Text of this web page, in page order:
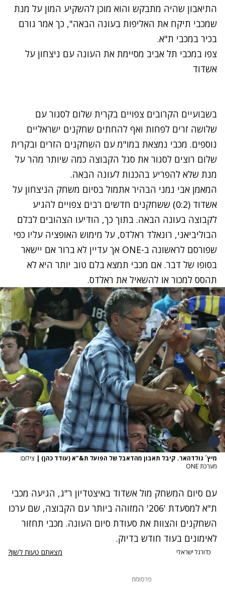
התיאבון שהיה מתבקש והוא מוכן להשקיע המון על מנת
שמכבי תיקח את האליפות בעונה הבאה", כך אמר גורם
בכיר במכבי ת"א.
צפו במכבי תל אביב מסיימת את העונה עם ניצחון על
אשדוד
בשבועיים הקרובים צפויים בקרית שלום לסגור עם
שלושה זרים לפחות ואף להחתים שחקנים ישראליים
נוספים. מכבי נמצאת במו"מ עם השחקנים הזרים ובקרית
שלום רוצים לסגור את סגל הקבוצה כמה שיותר מהר על
מנת שלא להפריע בהכנות לעונה הבאה.
המאמן אבי נמני הבהיר אתמול בסיום משחק הניצחון על
אשדוד (0:2) ששחקנים חדשים רבים צפויים להגיע
לקבוצה בעונה הבאה. בתוך כך, הודיעו הצהובים לבלם
הבוליביאני, רונאלד ראלדס, על מימוש האופציה עליו כפי
שפורסם לראשונה ב-ONE אך עדיין לא ברור אם יישאר
בסופו של דבר. אם מכבי תמצא בלם טוב יותר היא לא
תהסס למכור או להשאיל את ראלדס.
מיץ´ גולדהאר. קיבל תאבון מהדאבל של הפועל ת&"א (עודד כהן) | צילום:
מערכת ONE
עם סיום המשחק מול אשדוד באיצטדיון ר"ג, הגיעה מכבי
ת"א למסעדת '206' המזוהה ביותר עם הקבוצה, שם ערכו
השחקנים והצוות את סעודת סיום העונה. מכבי תחזור
לאימונים בעוד חודש בדיוק.
כדורגל ישראלי מצאתם טעות לשון?
פרסומת